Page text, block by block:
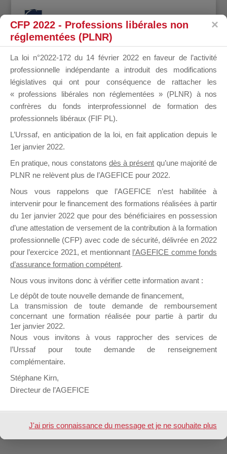
FERRAND
LOLA
il y a 7 ans
Profil Groupes 0 Forums
Groupes
du
membre
Aucun groupe trouvé
Design deElegant Themes
| Propulsé par
CFP 2022 - Professions libérales non
réglementées (PLNR)
La loi n°2022-172 du 14 février 2022 en faveur de l’activité
professionnelle indépendante a introduit des modifications
législatives qui ont pour conséquence de rattacher les
« professions libérales non réglementées » (PLNR) à nos
confrères du fonds interprofessionnel de formation des
professionnels libéraux (FIF PL).
L’Urssaf, en anticipation de la loi, en fait application depuis le
1er janvier 2022.
En pratique, nous constatons dès à présent qu’une majorité de
PLNR ne relèvent plus de l’AGEFICE pour 2022.
Nous vous rappelons que l’AGEFICE n’est habilitée à
intervenir pour le financement des formations réalisées à partir
du 1er janvier 2022 que pour des bénéficiaires en possession
d’une attestation de versement de la contribution à la formation
professionnelle (CFP) avec code de sécurité, délivrée en 2022
pour l’exercice 2021, et mentionnant l’AGEFICE comme fonds
d’assurance formation compétent.
Nous vous invitons donc à vérifier cette information avant :
Le dépôt de toute nouvelle demande de financement,
La transmission de toute demande de remboursement
concernant une formation réalisée pour partie à partir du
1er janvier 2022.
Nous vous invitons à vous rapprocher des services de
l’Urssaf pour toute demande de renseignement
complémentaire.
Stéphane Kirn,
Directeur de l’AGEFICE
J'ai pris connaissance du message et je ne souhaite plus